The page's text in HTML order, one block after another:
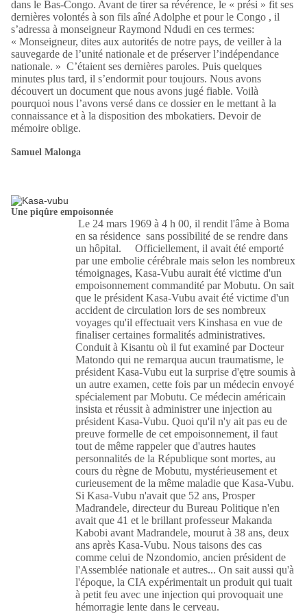
dans le Bas-Congo. Avant de tirer sa révérence, le « prési » fit ses
dernières volontés à son fils aîné Adolphe et pour le Congo , il
s’adressa à monseigneur Raymond Ndudi en ces termes:
« Monseigneur, dites aux autorités de notre pays, de veiller à la
sauvegarde de l’unité nationale et de préserver l’indépendance
nationale. » C’étaient ses dernières paroles. Puis quelques
minutes plus tard, il s’endormit pour toujours. Nous avons
découvert un document que nous avons jugé fiable. Voilà
pourquoi nous l’avons versé dans ce dossier en le mettant à la
connaissance et à la disposition des mbokatiers. Devoir de
mémoire oblige.
Samuel Malonga
Une piqûre empoisonnée
Le 24 mars 1969 à 4 h 00, il rendit l'âme à Boma
en sa résidence sans possibilité de se rendre dans
un hôpital. Officiellement, il avait été emporté
par une embolie cérébrale mais selon les nombreux
témoignages, Kasa-Vubu aurait été victime d'un
empoisonnement commandité par Mobutu. On sait
que le président Kasa-Vubu avait été victime d'un
accident de circulation lors de ses nombreux
voyages qu'il effectuait vers Kinshasa en vue de
finaliser certaines formalités administratives.
Conduit à Kisantu où il fut examiné par Docteur
Matondo qui ne remarqua aucun traumatisme, le
président Kasa-Vubu eut la surprise d'ętre soumis à
un autre examen, cette fois par un médecin envoyé
spécialement par Mobutu. Ce médecin américain
insista et réussit à administrer une injection au
président Kasa-Vubu. Quoi qu'il n'y ait pas eu de
preuve formelle de cet empoisonnement, il faut
tout de même rappeler que d'autres hautes
personnalités de la République sont mortes, au
cours du règne de Mobutu, mystérieusement et
curieusement de la même maladie que Kasa-Vubu.
Si Kasa-Vubu n'avait que 52 ans, Prosper
Madrandele, directeur du Bureau Politique n'en
avait que 41 et le brillant professeur Makanda
Kabobi avant Madrandele, mourut à 38 ans, deux
ans après Kasa-Vubu. Nous taisons des cas
comme celui de Nzondomio, ancien président de
l'Assemblée nationale et autres... On sait aussi qu'à
l'époque, la CIA expérimentait un produit qui tuait
à petit feu avec une injection qui provoquait une
hémorragie lente dans le cerveau.